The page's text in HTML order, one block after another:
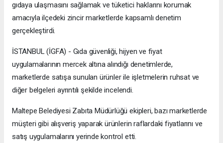
gıdaya ulaşmasını sağlamak ve tüketici haklarını korumak
amacıyla ilçedeki zincir marketlerde kapsamlı denetim
gerçekleştirdi.
İSTANBUL (İGFA) - Gıda güvenliği, hijyen ve fiyat
uygulamalarının mercek altına alındığı denetimlerde,
marketlerde satışa sunulan ürünler ile işletmelerin ruhsat ve
diğer belgeleri ayrıntılı şekilde incelendi.
Maltepe Belediyesi Zabıta Müdürlüğü ekipleri, bazı marketlerde
müşteri gibi alışveriş yaparak ürünlerin raflardaki fiyatlarını ve
satış uygulamalarını yerinde kontrol etti.